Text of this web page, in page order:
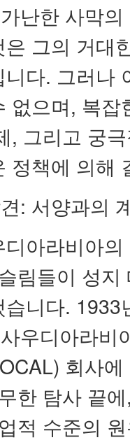
난한 사막
그의 거대
다. 그러나
없으며, 복
, 그리고 궁
정책에 의해
: 서양과의
아라비아
림들이 성
니다.
우디아라
회사
한 탐사 끝
적 수준의